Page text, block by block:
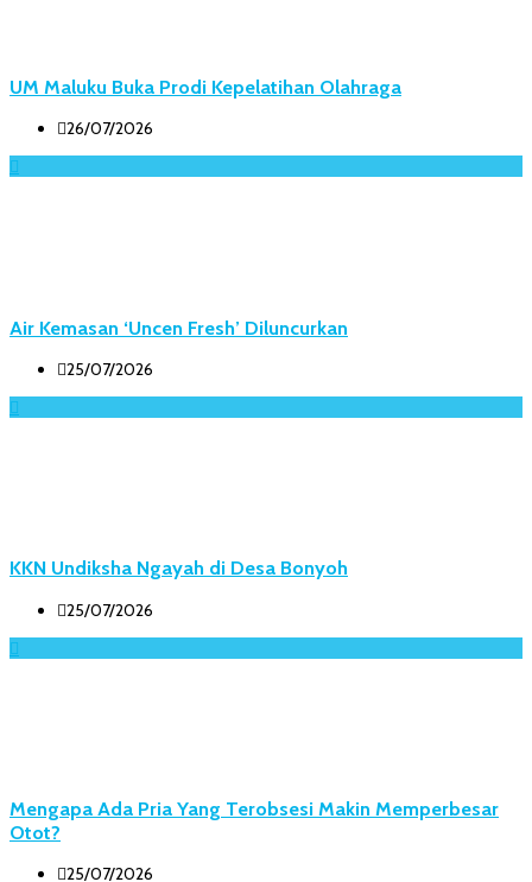
UM Maluku Buka Prodi Kepelatihan Olahraga
26/07/2026
Air Kemasan ‘Uncen Fresh’ Diluncurkan
25/07/2026
KKN Undiksha Ngayah di Desa Bonyoh
25/07/2026
Mengapa Ada Pria Yang Terobsesi Makin Memperbesar
Otot?
25/07/2026